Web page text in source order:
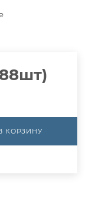
КОРЗИНУ